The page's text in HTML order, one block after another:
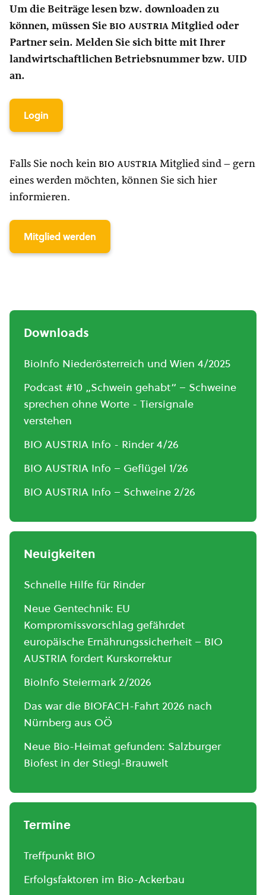
Um die Beiträge lesen bzw. downloaden zu
können, müssen Sie bio austria Mitglied oder
Partner sein. Melden Sie sich bitte mit Ihrer
landwirtschaftlichen Betriebsnummer bzw. UID
an.
Login
Falls Sie noch kein bio austria Mitglied sind – gern
eines werden möchten, können Sie sich hier
informieren.
Mitglied werden
Downloads
BioInfo Niederösterreich und Wien 4/2025
Podcast #10 „Schwein gehabt“ – Schweine
sprechen ohne Worte - Tiersignale
verstehen
BIO AUSTRIA Info - Rinder 4/26
BIO AUSTRIA Info – Geflügel 1/26
BIO AUSTRIA Info – Schweine 2/26
Neuigkeiten
Schnelle Hilfe für Rinder
Neue Gentechnik: EU
Kompromissvorschlag gefährdet
europäische Ernährungssicherheit – BIO
AUSTRIA fordert Kurskorrektur
BioInfo Steiermark 2/2026
Das war die BIOFACH-Fahrt 2026 nach
Nürnberg aus OÖ
Neue Bio-Heimat gefunden: Salzburger
Biofest in der Stiegl-Brauwelt
Termine
Treffpunkt BIO
Erfolgsfaktoren im Bio-Ackerbau